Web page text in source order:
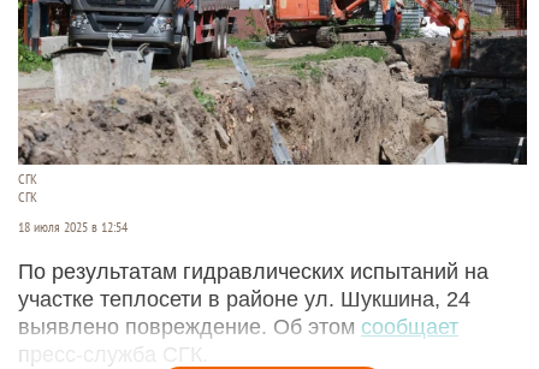
СГК
СГК
18 июля 2025 в 12:54
По результатам гидравлических испытаний на
участке теплосети в районе ул. Шукшина, 24
выявлено повреждение. Об этом сообщает
пресс-служба СГК.